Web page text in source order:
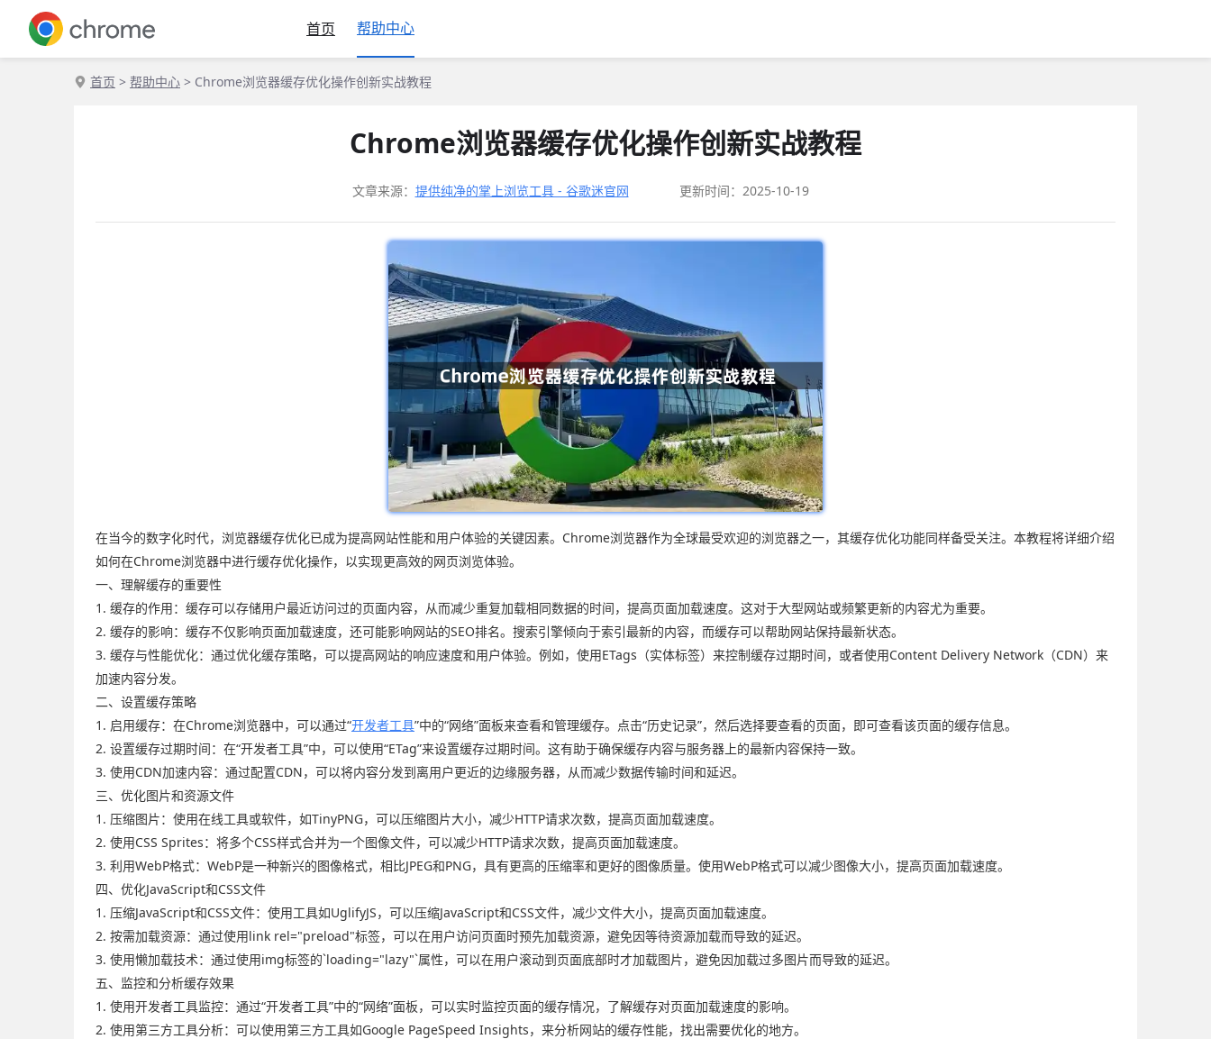
首页 帮助中心
首页 > 帮助中心 > Chrome浏览器缓存优化操作创新实战教程
Chrome浏览器缓存优化操作创新实战教程
文章来源： 提供纯净的掌上浏览工具 - 谷歌迷官网 更新时间：2025-10-19
在当今的数字化时代，浏览器缓存优化已成为提高网站性能和用户体验的关键因素。Chrome浏览器作为全球最受欢迎的浏览器之一，其缓存优化功能同样备受关注。本教程将详细介绍
如何在Chrome浏览器中进行缓存优化操作，以实现更高效的网页浏览体验。
一、理解缓存的重要性
1. 缓存的作用：缓存可以存储用户最近访问过的页面内容，从而减少重复加载相同数据的时间，提高页面加载速度。这对于大型网站或频繁更新的内容尤为重要。
2. 缓存的影响：缓存不仅影响页面加载速度，还可能影响网站的SEO排名。搜索引擎倾向于索引最新的内容，而缓存可以帮助网站保持最新状态。
3. 缓存与性能优化：通过优化缓存策略，可以提高网站的响应速度和用户体验。例如，使用ETags（实体标签）来控制缓存过期时间，或者使用Content Delivery Network（CDN）来
加速内容分发。
二、设置缓存策略
1. 启用缓存：在Chrome浏览器中，可以通过“开发者工具”中的“网络”面板来查看和管理缓存。点击“历史记录”，然后选择要查看的页面，即可查看该页面的缓存信息。
2. 设置缓存过期时间：在“开发者工具”中，可以使用“ETag”来设置缓存过期时间。这有助于确保缓存内容与服务器上的最新内容保持一致。
3. 使用CDN加速内容：通过配置CDN，可以将内容分发到离用户更近的边缘服务器，从而减少数据传输时间和延迟。
三、优化图片和资源文件
1. 压缩图片：使用在线工具或软件，如TinyPNG，可以压缩图片大小，减少HTTP请求次数，提高页面加载速度。
2. 使用CSS Sprites：将多个CSS样式合并为一个图像文件，可以减少HTTP请求次数，提高页面加载速度。
3. 利用WebP格式：WebP是一种新兴的图像格式，相比JPEG和PNG，具有更高的压缩率和更好的图像质量。使用WebP格式可以减少图像大小，提高页面加载速度。
四、优化JavaScript和CSS文件
1. 压缩JavaScript和CSS文件：使用工具如UglifyJS，可以压缩JavaScript和CSS文件，减少文件大小，提高页面加载速度。
2. 按需加载资源：通过使用link rel="preload"标签，可以在用户访问页面时预先加载资源，避免因等待资源加载而导致的延迟。
3. 使用懒加载技术：通过使用img标签的`loading="lazy"`属性，可以在用户滚动到页面底部时才加载图片，避免因加载过多图片而导致的延迟。
五、监控和分析缓存效果
1. 使用开发者工具监控：通过“开发者工具”中的“网络”面板，可以实时监控页面的缓存情况，了解缓存对页面加载速度的影响。
2. 使用第三方工具分析：可以使用第三方工具如Google PageSpeed Insights，来分析网站的缓存性能，找出需要优化的地方。